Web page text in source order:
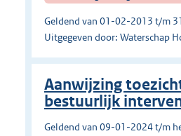
Geldend van 01-02-2013 t/m
Uitgegeven door: Waterschap
Aanwijzing
bestuurlijk
Geldend van 09-01-2024 t/m